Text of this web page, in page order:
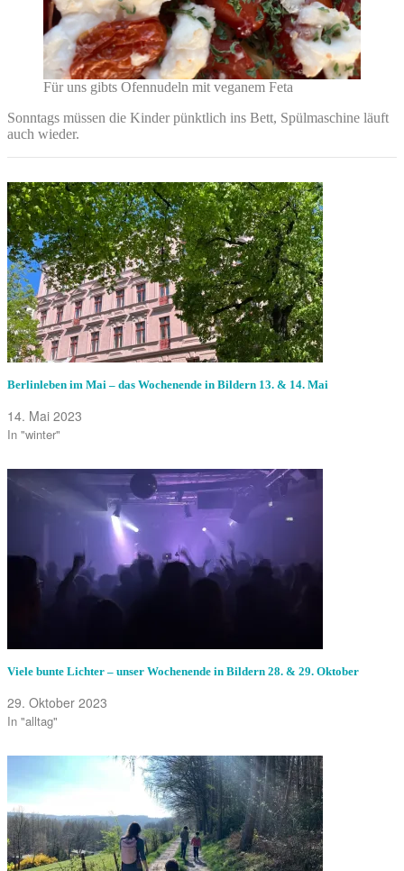
Für uns gibts Ofennudeln mit veganem Feta
Sonntags müssen die Kinder pünktlich ins Bett, Spülmaschine läuft
auch wieder.
Berlinleben im Mai – das Wochenende in Bildern 13. & 14. Mai
14. Mai 2023
In "winter"
Viele bunte Lichter – unser Wochenende in Bildern 28. & 29. Oktober
29. Oktober 2023
In "alltag"